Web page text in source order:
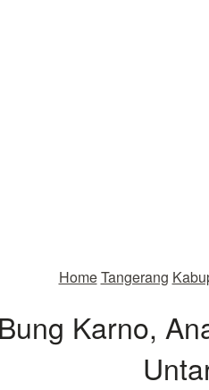
HomeTangerang
Karno,